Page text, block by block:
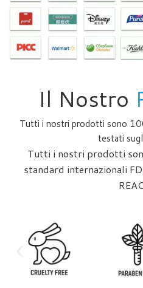
Il Nostro
Tutti i nostri prodotti sono
testati
Tutti i nostri prodotti
standard internazionali